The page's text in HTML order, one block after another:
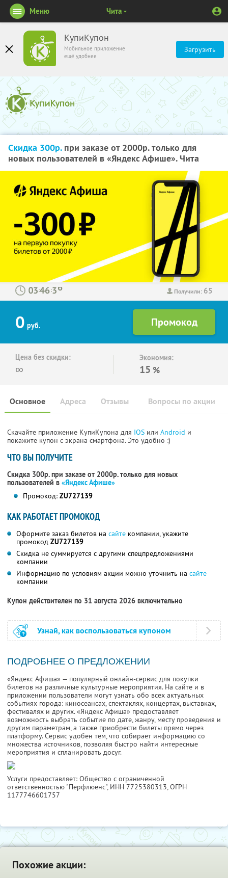
КупиКупон
Мобильное приложение
ещё удобнее
Загрузить
Меню Чита
Скидка 300р.при заказе от 2000р. только для
новых пользователей в «Яндекс Афише». Чита
Получили: 65
: :
0 руб.
Цена без скидки:
∞
Экономия:
15 %
Основное Отзывы Вопросы по акции
Адреса
Скачайте приложение КупиКупона для IOS или Android и
покажите купон с экрана смартфона. Это удобно :)
ЧТО ВЫ ПОЛУЧИТЕ
Скидка 300р. при заказе от 2000р. только для новых
пользователей в «Яндекс Афише»
Промокод: ZU727139
КАК РАБОТАЕТ ПРОМОКОД
Оформите заказ билетов на сайте компании, укажите
промокод ZU727139
Скидка не суммируется с другими спецпредложениями
компании
Информацию по условиям акции можно уточнить на сайте
компании
Купон действителен по 31 августа 2026 включительно
Узнай, как воспользоваться купоном
ПОДРОБНЕЕ О ПРЕДЛОЖЕНИИ
«Яндекс Афиша» — популярный онлайн-сервис для покупки
билетов на различные культурные мероприятия. На сайте и в
приложении пользователи могут узнать обо всех актуальных
событиях города: киносеансах, спектаклях, концертах, выставках,
фестивалях и других. «Яндекс Афиша» предоставляет
возможность выбрать событие по дате, жанру, месту проведения и
другим параметрам, а также приобрести билеты прямо через
платформу. Сервис удобен тем, что собирает информацию со
множества источников, позволяя быстро найти интересные
мероприятия и спланировать досуг.
Услуги предоставляет: Общество с ограниченной
ответственностью "Перфлюенс", ИНН 7725380313, ОГРН
1177746601757
Похожие акции: